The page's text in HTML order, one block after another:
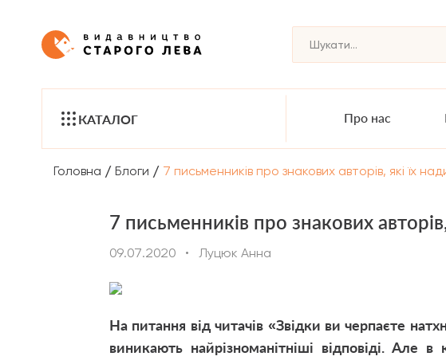
КАТАЛОГ Про нас
Головна / Блоги / 7 письменників про знакових авторів, які їх
7 письменників про знакових
09.07.2020 • Луцюк Анна
На питання від читачів «Звідки ви черпаєте
виникають найрізноманітніші відповіді. Але